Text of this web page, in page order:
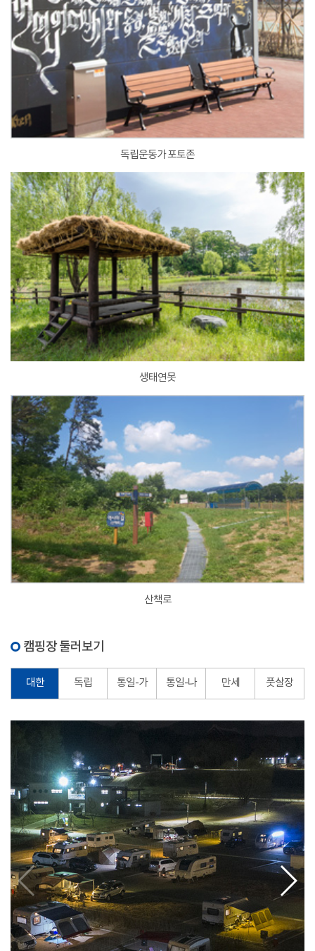
독립운동가 포토존
생태연못
산책로
캠핑장 둘러보기
대한 독립 통일-가 통일-나 만세 풋살장